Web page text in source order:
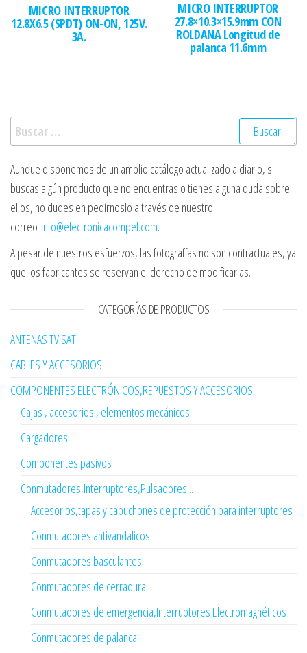
MICRO INTERRUPTOR
12.8X6.5 (SPDT) ON-ON, 125V.
3A.
MICRO INTERRUPTOR
27.8×10.3×15.9mm CON
ROLDANA Longitud de
palanca 11.6mm
Buscar:
Aunque disponemos de un amplio catálogo actualizado a diario, si
buscas algún producto que no encuentras o tienes alguna duda sobre
ellos, no dudes en pedírnoslo a través de nuestro
correo info@electronicacompel.com.
A pesar de nuestros esfuerzos, las fotografías no son contractuales, ya
que los fabricantes se reservan el derecho de modificarlas.
CATEGORÍAS DE PRODUCTOS
ANTENAS TV SAT
CABLES Y ACCESORIOS
COMPONENTES ELECTRÓNICOS,REPUESTOS Y ACCESORIOS
Cajas , accesorios , elementos mecánicos
Cargadores
Componentes pasivos
Conmutadores,Interruptores,Pulsadores...
Accesorios,tapas y capuchones de protección para interruptores
Conmutadores antivandalicos
Conmutadores basculantes
Conmutadores de cerradura
Conmutadores de emergencia,Interruptores Electromagnéticos
Conmutadores de palanca